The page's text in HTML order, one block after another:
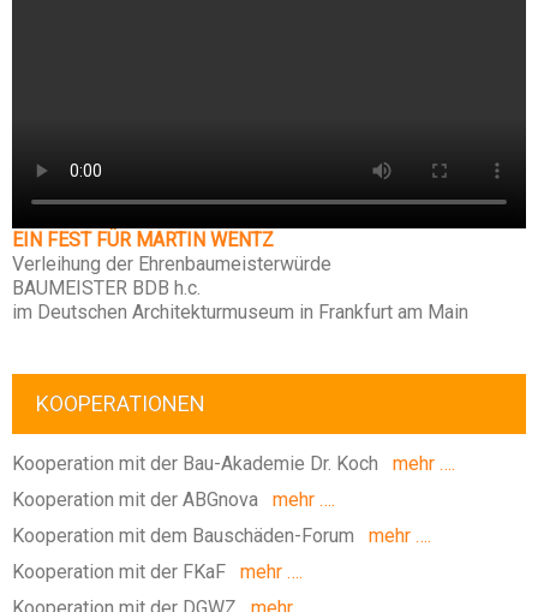
EIN FEST FÜR MARTIN WENTZ
Verleihung der Ehrenbaumeisterwürde
BAUMEISTER BDB h.c.
im Deutschen Architekturmuseum in Frankfurt am Main
KOOPERATIONEN
Kooperation mit der Bau-Akademie Dr. Koch mehr ….
Kooperation mit der ABGnova mehr ….
Kooperation mit dem Bauschäden-Forum mehr ….
Kooperation mit der FKaF mehr ….